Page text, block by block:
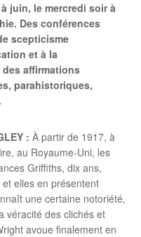
juin, le mercredi soir à
Des conférences
scepticisme
et à la
affirmations
parahistoriques,
: À partir de 1917, à
au Royaume-Uni, les
Griffiths, dix ans,
elles en présentent
une certaine notoriété,
véracité des clichés et
avoue finalement en